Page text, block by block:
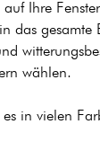
Ihre
das gesamte
wählen.
in vielen